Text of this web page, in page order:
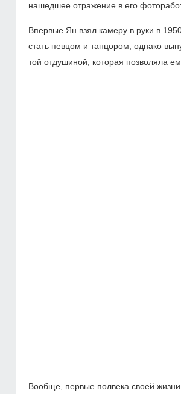
нашедшее отражение в его
Впервые Ян взял камеру в руки в
стать певцом и танцором, однако
той отдушиной, которая позволяла
Вообще, первые полвека своей